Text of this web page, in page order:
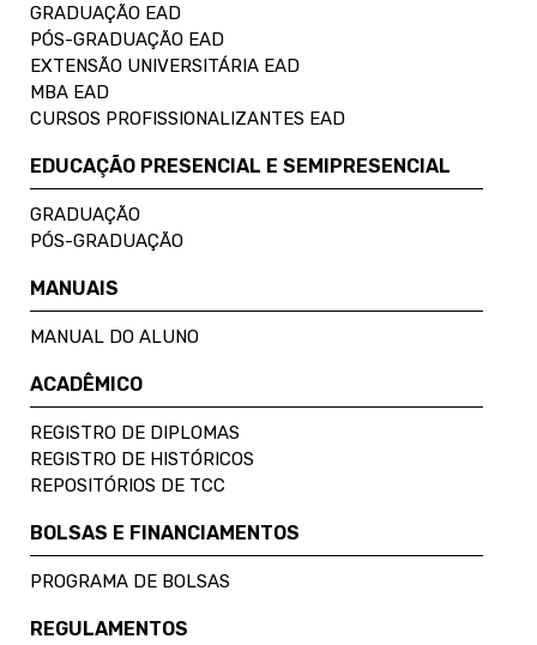
GRADUAÇÃO EAD
PÓS-GRADUAÇÃO EAD
EXTENSÃO UNIVERSITÁRIA EAD
MBA EAD
CURSOS PROFISSIONALIZANTES EAD
EDUCAÇÃO PRESENCIAL E SEMIPRESENCIAL
GRADUAÇÃO
PÓS-GRADUAÇÃO
MANUAIS
MANUAL DO ALUNO
ACADÊMICO
REGISTRO DE DIPLOMAS
REGISTRO DE HISTÓRICOS
REPOSITÓRIOS DE TCC
BOLSAS E FINANCIAMENTOS
PROGRAMA DE BOLSAS
REGULAMENTOS